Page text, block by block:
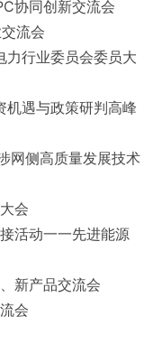
协同创新交流会
流会
行业委员会委员大
遇与政策研判高峰
网侧高质量发展技术
会
活动一一先进能源
新产品交流会
会